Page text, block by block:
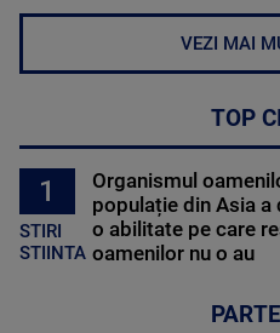
VEZI MAI
TOP
1
STIRI
STIINTA
Organismul
populație din Asia a
o abilitate pe care
oamenilor nu o au